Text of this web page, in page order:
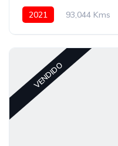
2021 93,044 Kms
VENDIDO